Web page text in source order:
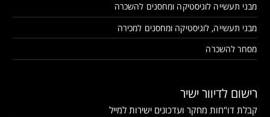
מבני תעשייה לוגיסטיקה ומחסנים להשכרה
מבני תעשייה, לוגיסטיקה ומחסנים למכירה
מסחר להשכרה
רישום לדיוור ישיר
קבלת דו"חות מחקר ועדכונים ישירות למייל